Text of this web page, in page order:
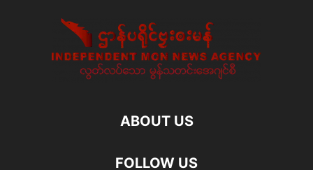
ABOUT US
FOLLOW US